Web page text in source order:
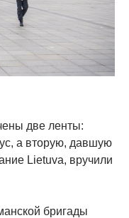
две ленты:
а вторую, давшую
Lietuva, вручили
бригады